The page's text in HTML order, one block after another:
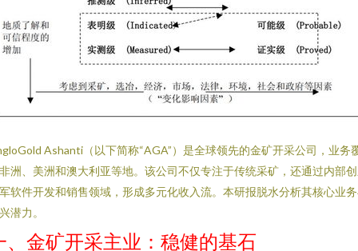
Ashanti（以下简称“AGA”）是全球领先的金矿开采公司，业务
洲、美洲和澳大利亚等地。该公司不仅专注于传统采矿，还通过内部
软件开发和销售领域，形成多元化收入流。本研报脱水分析其核心业
潜力。
、金矿开采主业：稳健的基石